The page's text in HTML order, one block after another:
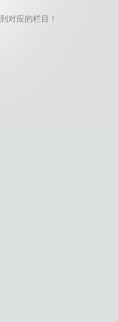
对应的栏目！